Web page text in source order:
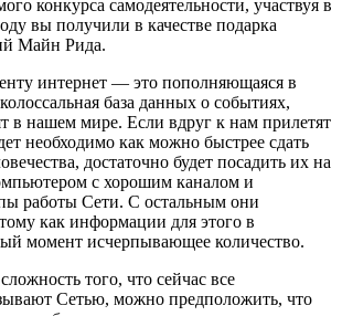
конкурса самодеятельности, участвуя в
вы получили в качестве подарка
Майн Рида.
интернет — это пополняющаяся в
база данных о событиях,
в нашем мире. Если вдруг к нам прилетят
необходимо как можно быстрее сдать
достаточно будет посадить их на
с хорошим каналом и
работы Сети. С остальным они
как информации для этого в
момент исчерпывающее количество.
того, что сейчас все
Сетью, можно предположить, что